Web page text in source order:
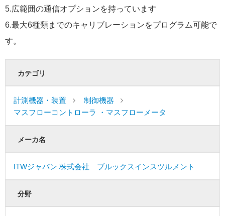
5.広範囲の通信オプションを持っています
6.最大6種類までのキャリブレーションをプログラム可能で
す。
カテゴリ
計測機器・装置
制御機器
マスフローコントローラ ・マスフローメータ
メーカ名
ITWジャパン 株式会社 ブルックスインスツルメント
分野